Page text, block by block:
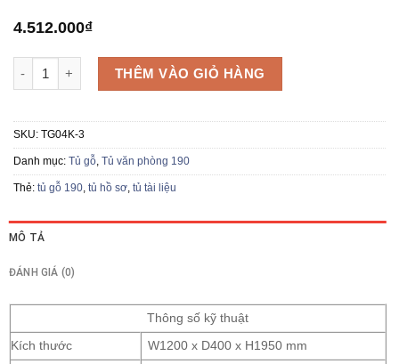
4.512.000₫
Tủ tài liệu TG04K-3 số lượng
THÊM VÀO GIỎ HÀNG
SKU: TG04K-3
Danh mục: Tủ gỗ, Tủ văn phòng 190
Thẻ: tủ gỗ 190, tủ hồ sơ, tủ tài liệu
MÔ TẢ
ĐÁNH GIÁ (0)
Thông số kỹ thuật
Kích thước W1200 x D400 x H1950 mm